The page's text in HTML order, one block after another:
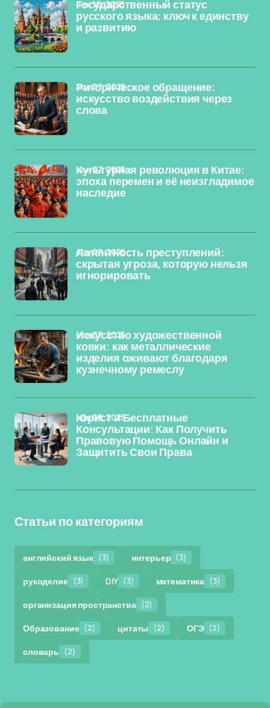
Государственный статус
русского языка: ключ к единству
и развитию
ноя 10, 2025
Риторическое обращение:
искусство воздействия через
слова
ноя 07, 2025
Культурная революция в Китае:
эпоха перемен и её неизгладимое
наследие
ноя 07, 2025
Латентность преступлений:
скрытая угроза, которую нельзя
игнорировать
ноя 07, 2025
Искусство художественной
ковки: как металлические
изделия оживают благодаря
кузнечному ремеслу
ноя 07, 2025
Юрист и Бесплатные
Консультации: Как Получить
Правовую Помощь Онлайн и
Защитить Свои Права
ноя 07, 2025
Статьи по категориям
английский язык (3) интерьер (3)
рукоделие (3) DIY (3) математика (3)
организация пространства (2)
Образование (2) цитаты (2) ОГЭ (2)
словарь (2)